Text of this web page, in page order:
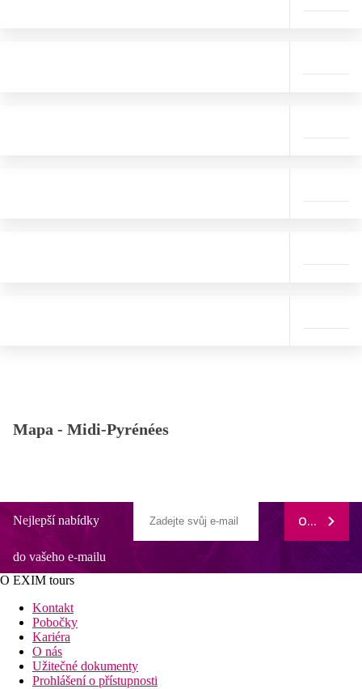
Mapa - Midi-Pyrénées
Nejlepší nabídky
do vašeho e-mailu
ODEBÍRAT
O EXIM tours
Kontakt
Pobočky
Kariéra
O nás
Užitečné dokumenty
Prohlášení o přístupnosti